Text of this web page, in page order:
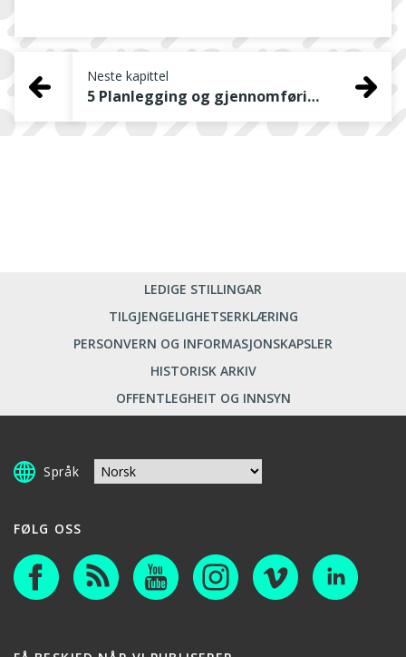
Neste kapittel
5 Planlegging og gjennomføring av tilsyn utført som systemrevisjon
LEDIGE STILLINGAR
TILGJENGELIGHETSERKLÆRING
PERSONVERN OG INFORMASJONSKAPSLER
HISTORISK ARKIV
OFFENTLEGHEIT OG INNSYN
Språk
FØLG OSS